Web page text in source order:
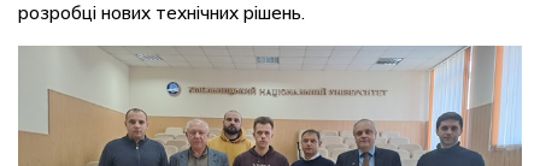
розробці нових технічних рішень.